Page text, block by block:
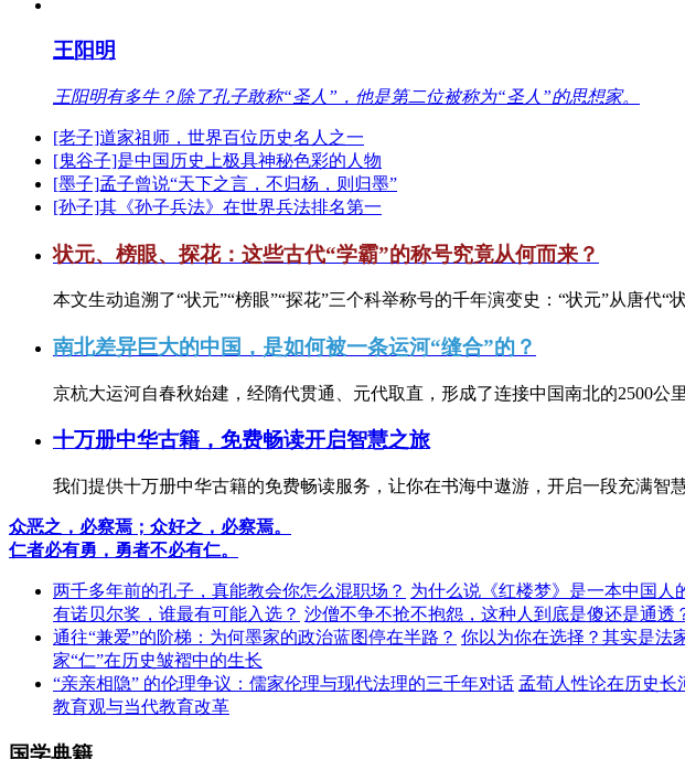
王阳明
王阳明有多牛？除了孔子敢称“圣人”，他是第二位被称为“圣人”的思想家。
[老子]道家祖师，世界百位历史名人之一
[鬼谷子]是中国历史上极具神秘色彩的人物
[墨子]孟子曾说“天下之言，不归杨，则归墨”
[孙子]其《孙子兵法》在世界兵法排名第一
状元、榜眼、探花：这些古代“学霸”的称号究竟从何而来？
本文生动追溯了“状元”“榜眼”“探花”三个科举称号的千年演变史：“状元”从唐代“
南北差异巨大的中国，是如何被一条运河“缝合”的？
京杭大运河自春秋始建，经隋代贯通、元代取直，形成了连接中国南北的2500公
十万册中华古籍，免费畅读开启智慧之旅
我们提供十万册中华古籍的免费畅读服务，让你在书海中遨游，开启一段充满智
众恶之，必察焉；众好之，必察焉。
仁者必有勇，勇者不必有仁。
两千多年前的孔子，真能教会你怎么混职场？ 为什么说《红楼梦》是一本中国人
有诺贝尔奖，谁最有可能入选？ 沙僧不争不抢不抱怨，这种人到底是傻还是通透
通往“兼爱”的阶梯：为何墨家的政治蓝图停在半路？ 你以为你在选择？其实是法
家“仁”在历史皱褶中的生长
“亲亲相隐” 的伦理争议：儒家伦理与现代法理的三千年对话 孟荀人性论在历史长
教育观与当代教育改革
国学典籍